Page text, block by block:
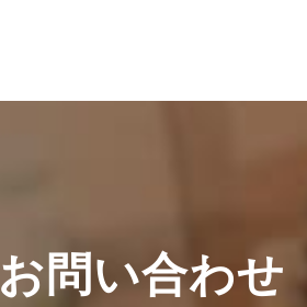
お問い合わせ